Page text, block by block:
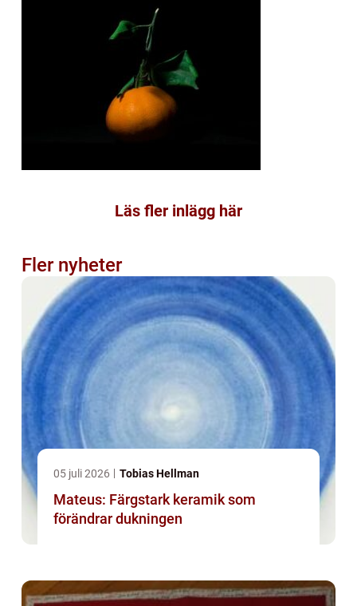
Läs fler inlägg här
Fler nyheter
05 juli 2026 Tobias Hellman
Mateus: Färgstark keramik som
förändrar dukningen